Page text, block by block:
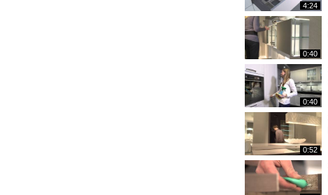
4:24
0:40
0:40
0:52